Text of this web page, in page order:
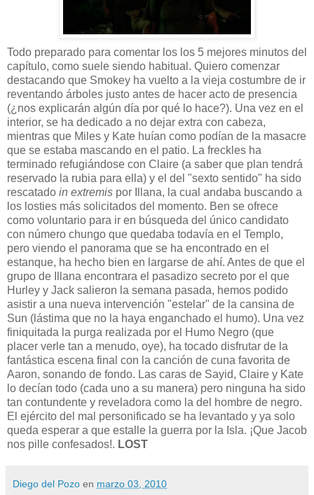
Todo preparado para comentar los los 5 mejores minutos del
capítulo, como suele siendo habitual. Quiero comenzar
destacando que Smokey ha vuelto a la vieja costumbre de ir
reventando árboles justo antes de hacer acto de presencia
(¿nos explicarán algún día por qué lo hace?). Una vez en el
interior, se ha dedicado a no dejar extra con cabeza,
mientras que Miles y Kate huían como podían de la masacre
que se estaba mascando en el patio. La freckles ha
terminado refugiándose con Claire (a saber que plan tendrá
reservado la rubia para ella) y el del "sexto sentido" ha sido
rescatado in extremis por Illana, la cual andaba buscando a
los losties más solicitados del momento. Ben se ofrece
como voluntario para ir en búsqueda del único candidato
con número chungo que quedaba todavía en el Templo,
pero viendo el panorama que se ha encontrado en el
estanque, ha hecho bien en largarse de ahí. Antes de que el
grupo de Illana encontrara el pasadizo secreto por el que
Hurley y Jack salieron la semana pasada, hemos podido
asistir a una nueva intervención "estelar" de la cansina de
Sun (lástima que no la haya enganchado el humo). Una vez
finiquitada la purga realizada por el Humo Negro (que
placer verle tan a menudo, oye), ha tocado disfrutar de la
fantástica escena final con la canción de cuna favorita de
Aaron, sonando de fondo. Las caras de Sayid, Claire y Kate
lo decían todo (cada uno a su manera) pero ninguna ha sido
tan contundente y reveladora como la del hombre de negro.
El ejército del mal personificado se ha levantado y ya solo
queda esperar a que estalle la guerra por la Isla. ¡Que Jacob
nos pille confesados!. LOST
Diego del Pozo en marzo 03, 2010